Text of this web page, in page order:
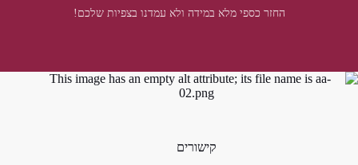
החזר כספי מלא במידה ולא עמדנו בצפיות שלכם!
קישורים